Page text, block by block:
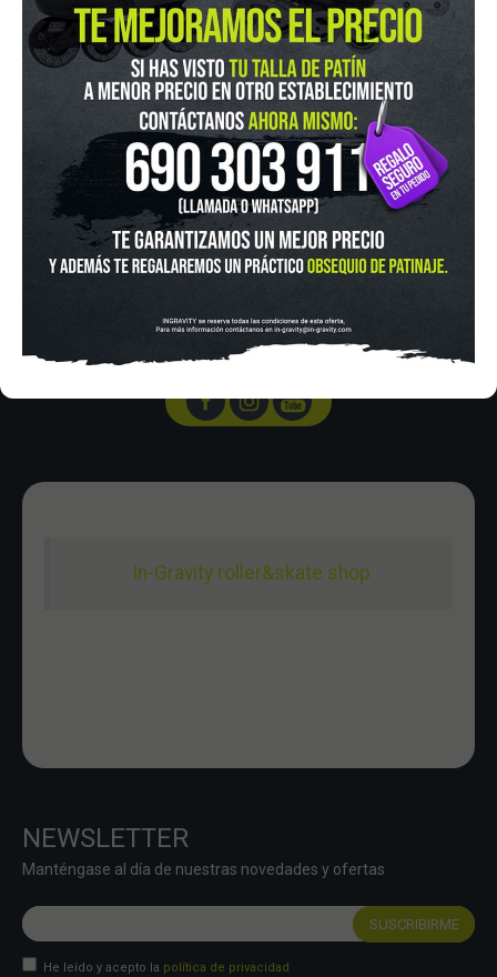
In-Gravity roller&skate shop
IN-GRAVITY MADRID RETIRO
Pza. Mariano de Cavia, 2
Tel.:
915 524 553
in-gravity@in-gravity.com
HORARIO
Sabado De 10:00 - 20:30
Domingo 10:00-15:00
NEWSLETTER
Manténgase al día de nuestras novedades y ofertas
He leído y acepto la política de privacidad